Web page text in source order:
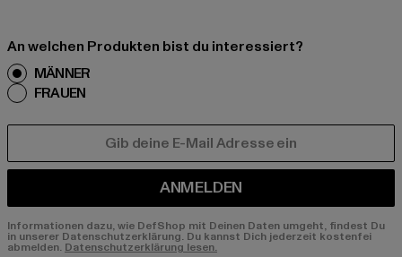
An welchen Produkten bist du interessiert?
MÄNNER
FRAUEN
ANMELDEN
Informationen dazu, wie DefShop mit Deinen Daten umgeht, findest Du
in unserer Datenschutzerklärung. Du kannst Dich jederzeit kostenfei
abmelden. Datenschutzerklärung lesen.